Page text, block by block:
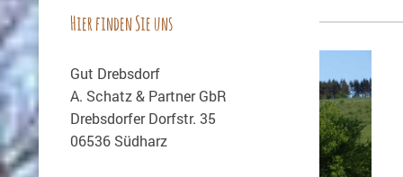
Hier finden Sie uns
Gut Drebsdorf
A. Schatz & Partner GbR
Drebsdorfer Dorfstr. 35
06536 Südharz